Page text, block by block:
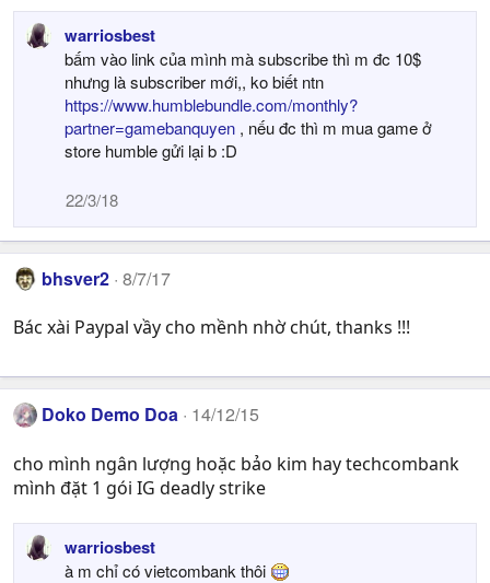
warriosbest
bấm vào link của mình mà subscribe thì m đc 10$
nhưng là subscriber mới,, ko biết ntn
https://www.humblebundle.com/monthly?
partner=gamebanquyen , nếu đc thì m mua game ở
store humble gửi lại b :D
22/3/18
bhsver2 8/7/17
Bác xài Paypal vầy cho mềnh nhờ chút, thanks !!!
Doko Demo Doa 14/12/15
cho mình ngân lượng hoặc bảo kim hay techcombank
mình đặt 1 gói IG deadly strike
warriosbest
à m chỉ có vietcombank thôi